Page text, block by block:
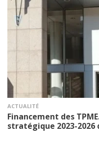
ACTUALITÉ
Financement des
stratégique 2023-2026